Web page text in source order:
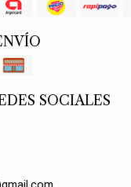
SOCIALES